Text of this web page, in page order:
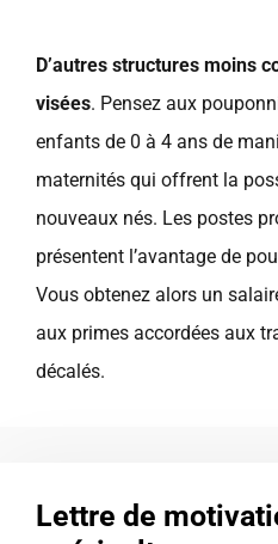
D’autres structures moins
visées. Pensez aux
enfants de 0 à 4 ans de
maternités qui offrent la
nouveaux nés. Les postes
présentent l’avantage de
Vous obtenez alors un
aux primes accordées aux
décalés.
Lettre de